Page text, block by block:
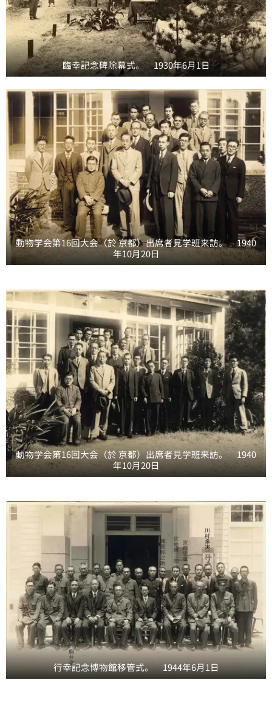
臨幸記念碑除幕式。 1930年6月1日
動物学会第16回大会（於 京都）出席者見学班来訪。 1940
年10月20日
動物学会第16回大会（於 京都）出席者見学班来訪。 1940
年10月20日
行幸記念博物館移管式。 1944年6月1日